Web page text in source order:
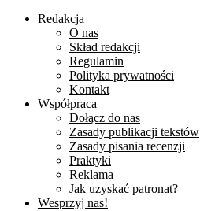
Redakcja
O nas
Skład redakcji
Regulamin
Polityka prywatności
Kontakt
Współpraca
Dołącz do nas
Zasady publikacji tekstów
Zasady pisania recenzji
Praktyki
Reklama
Jak uzyskać patronat?
Wesprzyj nas!